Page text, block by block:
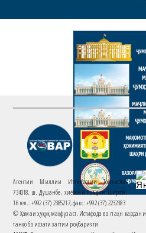
Агентии Миллии Иттилоотии Тоҷикистон
734018. ш. Душанбе, хиёбони Саъдии Шерозӣ,
16 тел.: +992 (37) 2385217, факс: +992 (37) 2232383
© Ҳамаи ҳуқуқ маҳфуз аст. Истифода ва паҳн
танҳо бо иҷозати хаттии роҳбарияти